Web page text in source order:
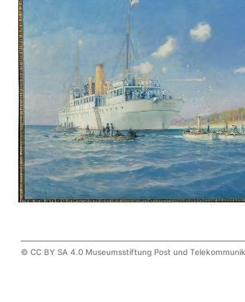
© CC BY SA 4.0 Museumsstiftung Post und